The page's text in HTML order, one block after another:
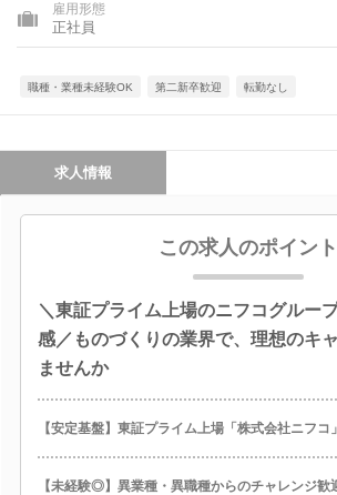
雇用形態
正社員
職種・業種未経験OK 第二新卒歓迎 転勤なし
求人情報
この求人のポイント
＼東証プライム上場のニフコグルー
感／ものづくりの業界で、理想のキ
ませんか
【安定基盤】東証プライム上場「株式会社ニフコ
【未経験◎】異業種・異職種からのチャレンジ歓